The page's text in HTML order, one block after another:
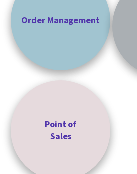
Order Management
Point of
Sales